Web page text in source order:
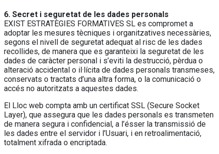
6. Secret i seguretat de les dades personals
EXIST ESTRATÈGIES FORMATIVES SL es compromet a
adoptar les mesures tècniques i organitzatives necessàries,
segons el nivell de seguretat adequat al risc de les dades
recollides, de manera que es garanteixi la seguretat de les
dades de caràcter personal i s’eviti la destrucció, pèrdua o
alteració accidental o il·lícita de dades personals transmeses,
conservats o tractats d’una altra forma, o la comunicació o
accés no autoritzats a aquestes dades.
El Lloc web compta amb un certificat SSL (Secure Socket
Layer), que assegura que les dades personals es transmeten
de manera segura i confidencial, a l’ésser la transmissió de
les dades entre el servidor i l’Usuari, i en retroalimentació,
totalment xifrada o encriptada.